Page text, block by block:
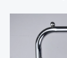
домашен